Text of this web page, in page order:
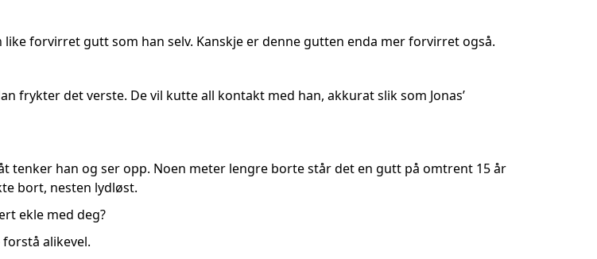
forvirret gutt som han selv. Kanskje er denne gutten enda mer forvirret også.
frykter det verste. De vil kutte all kontakt med han, akkurat slik som Jonas’
tenker han og ser opp. Noen meter lengre borte står det en gutt på omtrent 15 år
bort, nesten lydløst.
ekle med deg?
alikevel.